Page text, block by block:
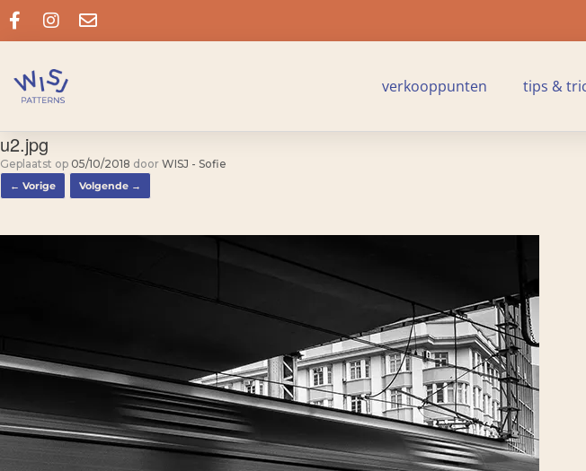
verkooppunten tips &
u2.jpg
Geplaatst op 05/10/2018 door WISJ - Sofie
← Vorige Volgende →